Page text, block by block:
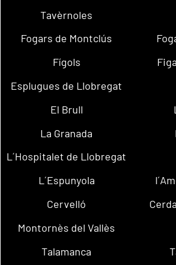
Tavèrnoles
Fogars de Montclús
Fígols
Esplugues de Llobregat
El Brull
La Granada
L´Hospitalet de Llobregat
L´Espunyola
Cervelló
Montornès del Vallès
Talamanca